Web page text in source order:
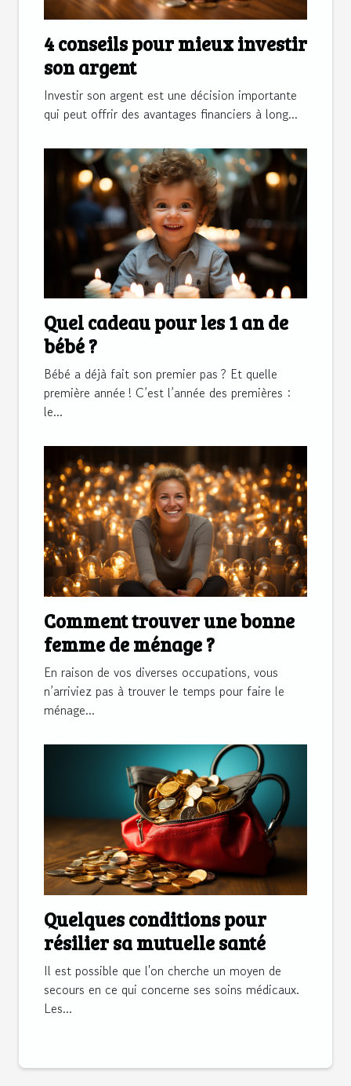
4 conseils pour mieux investir
son argent
Investir son argent est une décision importante
qui peut offrir des avantages financiers à long...
Quel cadeau pour les 1 an de
bébé ?
Bébé a déjà fait son premier pas ? Et quelle
première année ! C’est l’année des premières :
le...
Comment trouver une bonne
femme de ménage ?
En raison de vos diverses occupations, vous
n’arriviez pas à trouver le temps pour faire le
ménage...
Quelques conditions pour
résilier sa mutuelle santé
Il est possible que l'on cherche un moyen de
secours en ce qui concerne ses soins médicaux.
Les...